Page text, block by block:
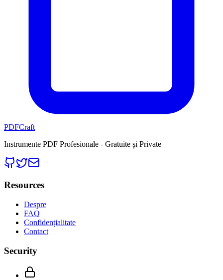
PDFCraft
Instrumente PDF Profesionale - Gratuite și Private
Resources
Despre
FAQ
Confidențialitate
Contact
Security